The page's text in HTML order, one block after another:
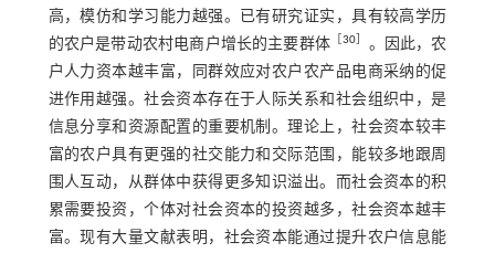
高，模仿和学习能力越强。已有研究证实，具有较高学历
的农户是带动农村电商户增长的主要群体 ［30
。因此，农
户人力资本越丰富，同群效应对农户农产品电商采纳的促
进作用越强。社会资本存在于人际关系和社会组织中，是
信息分享和资源配置的重要机制。理论上，社会资本较丰
富的农户具有更强的社交能力和交际范围，能较多地跟周
围人互动，从群体中获得更多知识溢出。而社会资本的积
累需要投资，个体对社会资本的投资越多，社会资本越丰
富。现有大量文献表明，社会资本能通过提升农户信息能